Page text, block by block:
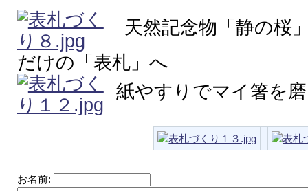
天然記念物「静の桜
だけの「表札」へ
紙やすりでマイ箸を
お名前: